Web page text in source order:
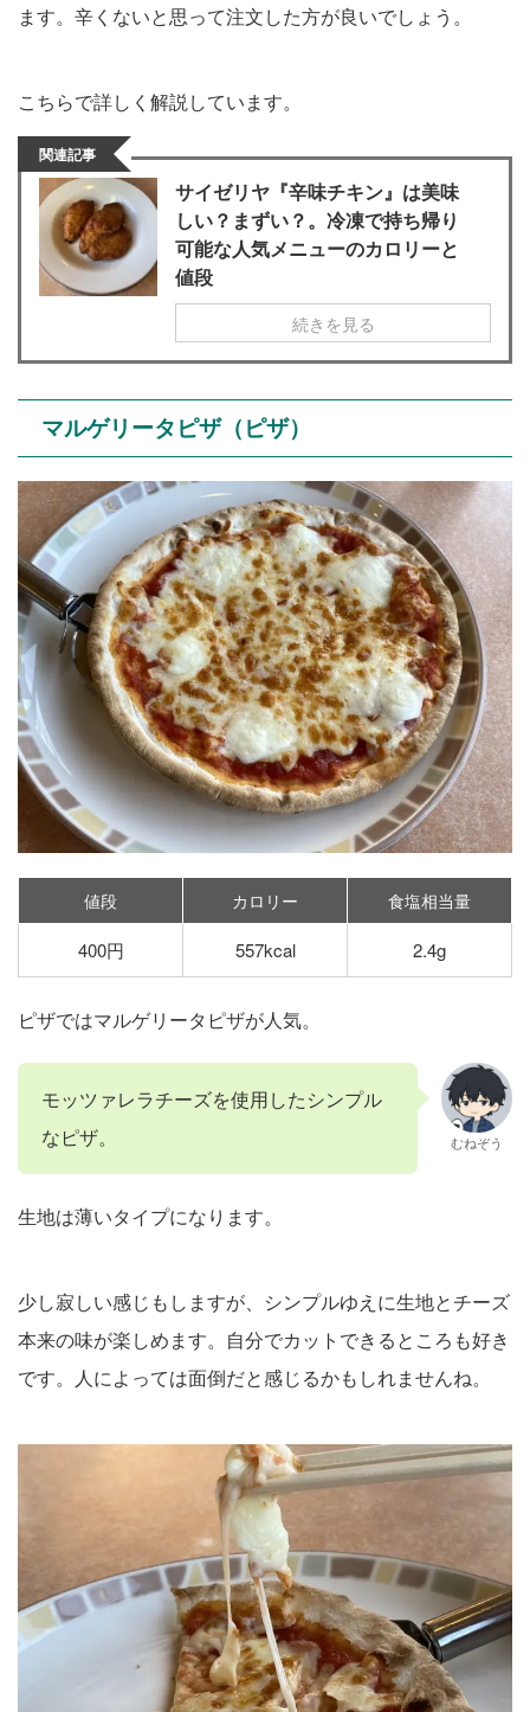
ます。辛くないと思って注文した方が良いでしょう。
こちらで詳しく解説しています。
関連記事
サイゼリヤ『辛味チキン』は美味
しい？まずい？。冷凍で持ち帰り
可能な人気メニューのカロリーと
値段
続きを見る
マルゲリータピザ（ピザ）
値段 カロリー
食塩相当量
400円
557kcal 2.4g
ピザではマルゲリータピザが人気。
モッツァレラチーズを使用したシンプル
なピザ。
むねぞう
生地は薄いタイプになります。
少し寂しい感じもしますが、シンプルゆえに生地とチーズ
本来の味が楽しめます。自分でカットできるところも好き
です。人によっては面倒だと感じるかもしれませんね。